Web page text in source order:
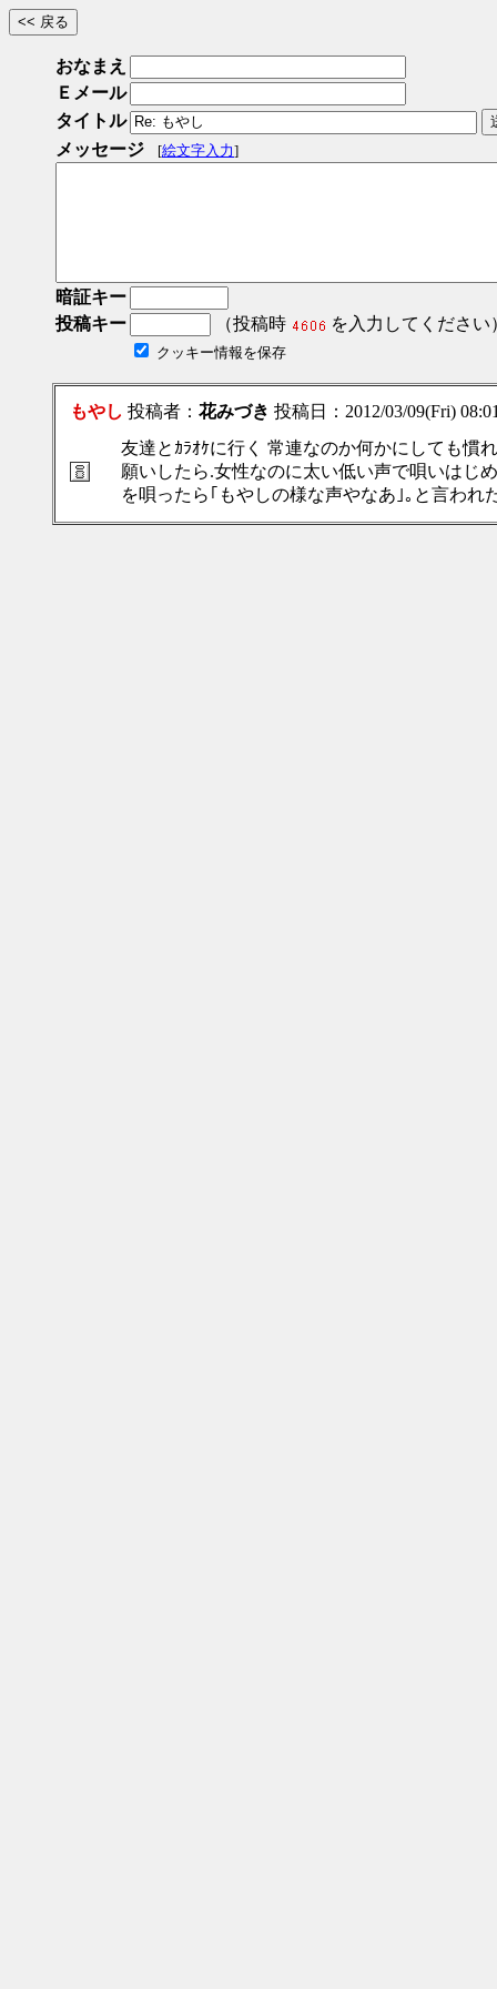
おなまえ
Ｅメール
タイトル
メッセージ
[絵文字入力]
暗証キー
投稿キー
（投稿時 を入力してください
クッキー情報を保存
もやし 投稿者： 花みづき 投稿日：2012/03/09(Fri)
友達とｶﾗｵｹに行く 常連なのか何かにしても慣
願いしたら.女性なのに太い低い声で唄いはじ
を唄ったら｢もやしの様な声やなあ｣｡と言わ